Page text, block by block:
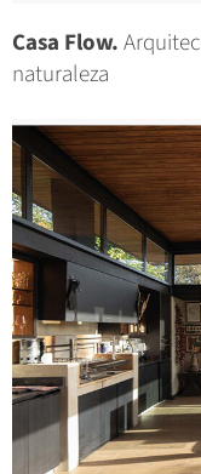
Casa Flow.
naturaleza